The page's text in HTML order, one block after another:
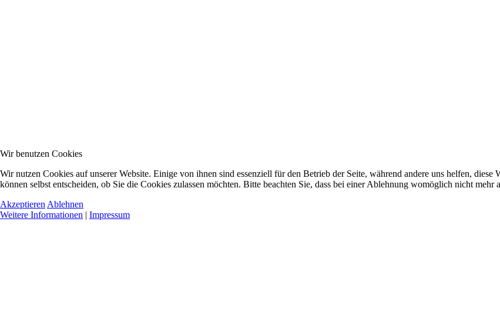
Wir benutzen Cookies
Wir nutzen Cookies auf unserer Website. Einige von ihnen sind essenziell für den Betrieb der Seite, während andere uns helfen,
können selbst entscheiden, ob Sie die Cookies zulassen möchten. Bitte beachten Sie, dass bei einer Ablehnung womöglich nicht
Akzeptieren Ablehnen
Weitere Informationen | Impressum